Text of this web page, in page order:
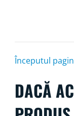
Începutul
DACĂ